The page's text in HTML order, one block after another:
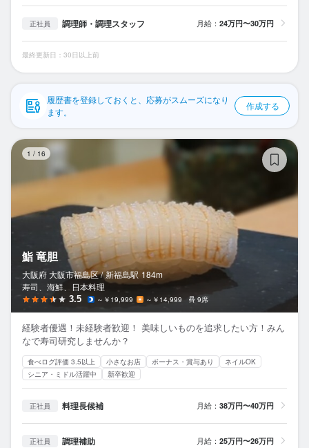
ヘルプ・お問い合わせフォーム
掲載をご検討の店舗様へ
プライバシーポリシー
利用規約
正社員 調理師・調理スタッフ 月給： 24万円〜30万円
最終更新日：30日以上前
履歴書を登録しておくと、応募がスムーズになり
ます。
作成する
1 / 16
鮨 竜胆
大阪府 大阪市福島区 / 新福島駅 184m
寿司、海鮮、日本料理
3.5 ～￥19,999 ～￥14,999 9席
経験者優遇！未経験者歓迎！ 美味しいものを追求したい方！みん
なで寿司研究しませんか？
食べログ評価 3.5以上 小さなお店 ボーナス・賞与あり
ネイルOK
シニア・ミドル活躍中
新卒歓迎
正社員 料理長候補 月給： 38万円〜40万円
正社員 調理補助 月給： 25万円〜26万円